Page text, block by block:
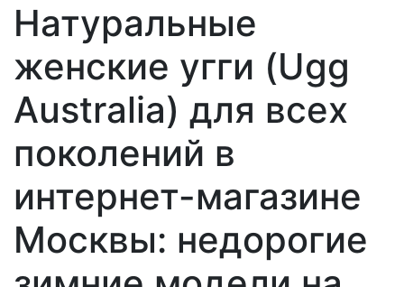
Натуральные
женские угги (Ugg
Australia) для всех
поколений в
интернет-магазине
Москвы: недорогие